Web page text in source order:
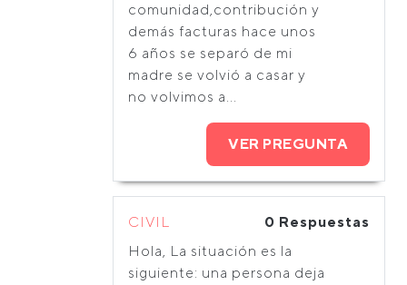
comunidad,contribución y
demás facturas hace unos
6 años se separó de mi
madre se volvió a casar y
no volvimos a...
VER PREGUNTA
CIVIL
0 Respuestas
Hola, La situación es la
siguiente: una persona deja